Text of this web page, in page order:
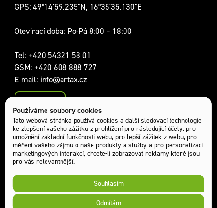
Používáme soubory cookies
Tato webová stránka používá cookies a další sledovací technologie
ke zlepšení vašeho zážitku z prohlížení pro následující účely: pro
umožnění základní funkčnosti webu, pro lepší zážitek z webu, pro
měření vašeho zájmu o naše produkty a služby a pro personalizaci
marketingových interakcí,chcete-li zobrazovat reklamy které jsou
pro vás relevantnější.
Souhlasím
Odmítám
Sociální sítě:
GPS: 49°14'59.235"N, 16°35'35.130"E
Otevírací doba: Po-Pá 8:00 – 18:00
Tel: +420 54321 58 01
GSM: +420 608 888 727
E-mail: info@artax.cz
Kontakty